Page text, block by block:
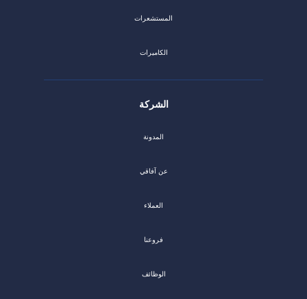
المستشعرات
الكاميرات
الشركة
المدونة
عن آفاقي
العملاء
فروعنا
الوظائف